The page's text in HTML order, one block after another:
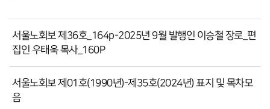
서울노회보 제36호_164p-2025년 9월 발행인 이승철 장로_편
집인 우태욱 목사_160P
서울노회보 제01호(1990년)-제35호(2024년) 표지 및 목차모
음